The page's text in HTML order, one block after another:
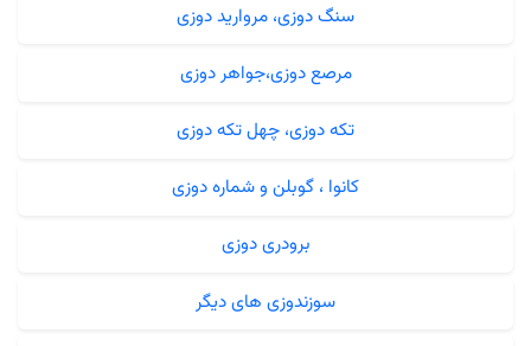
سنگ دوزی، مروارید دوزی
مرصع دوزی،جواهر دوزی
تکه دوزی، چهل تکه دوزی
کانوا ، گوبلن و شماره دوزی
برودری دوزی
سوزندوزی های دیگر